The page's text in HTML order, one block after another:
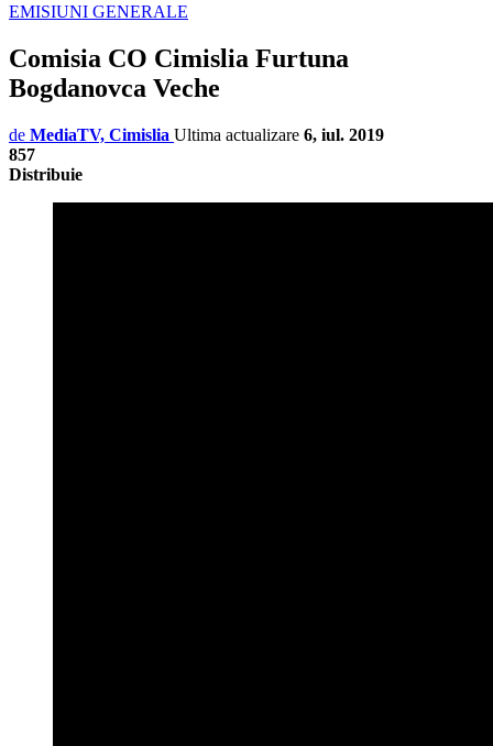
EMISIUNI GENERALE
Comisia CO Cimislia Furtuna
Bogdanovca Veche
de MediaTV, Cimislia Ultima actualizare 6, iul. 2019
857
Distribuie